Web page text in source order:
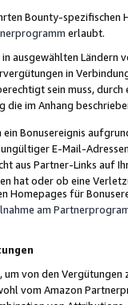
Bounty-spezifischen
erlaubt.
in ausgewählten Ländern
in
sein muss,
die im Anhang
Bonusereignis
E-Mail-
aus Partner-Links auf
hat oder ob eine
Homepages für
am
von den
vom Amazon